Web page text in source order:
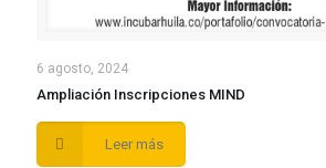
6 agosto, 2024
Ampliación Inscripciones MIND
Leer más